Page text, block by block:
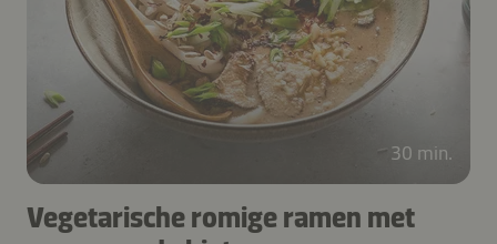
30 min.
Vegetarische romige ramen met